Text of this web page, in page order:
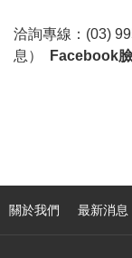
洽詢專線：(03)
息）
Facebook
關於我們 最新消息